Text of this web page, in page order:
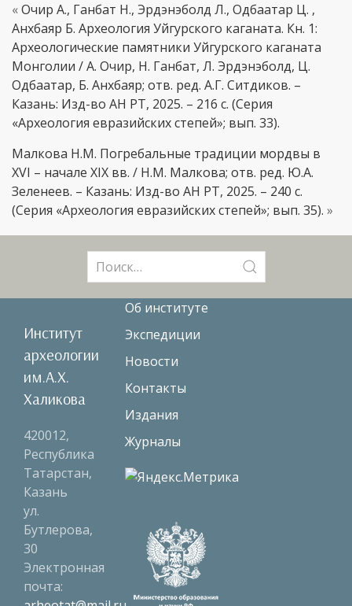
«Очир А., Ганбат Н., Эрдэнэболд Л., Одбаатар Ц. ,
Анхбаяр Б. Археология Уйгурского каганата. Кн. 1:
Археологические памятники Уйгурского каганата
Монголии / А. Очир, Н. Ганбат, Л. Эрдэнэболд, Ц.
Одбаатар, Б. Анхбаяр; отв. ред. А.Г. Ситдиков. –
Казань: Изд-во АН РТ, 2025. – 216 с. (Серия
«Археология евразийских степей»; вып. 33).
Малкова Н.М. Погребальные традиции мордвы в
XVI – начале XIХ вв. / Н.М. Малкова; отв. ред. Ю.А.
Зеленеев. – Казань: Изд-во АН РТ, 2025. – 240 с.
(Серия «Археология евразийских степей»; вып. 35). »
Институт
археологии
им.А.Х.
Халикова
420012,
Республика
Татарстан,
Казань
ул.
Бутлерова,
30
Электронная
почта:
Об институте
Экспедиции
Новости
Контакты
Издания
Журналы